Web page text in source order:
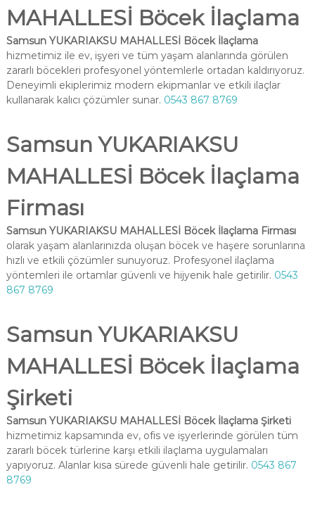
MAHALLESİ Böcek İlaçlama
Samsun YUKARIAKSU MAHALLESİ Böcek İlaçlama
hizmetimiz ile ev, işyeri ve tüm yaşam alanlarında görülen
zararlı böcekleri profesyonel yöntemlerle ortadan kaldırıyoruz.
Deneyimli ekiplerimiz modern ekipmanlar ve etkili ilaçlar
kullanarak kalıcı çözümler sunar. 0543 867 8769
Samsun YUKARIAKSU
MAHALLESİ Böcek İlaçlama
Firması
Samsun YUKARIAKSU MAHALLESİ Böcek İlaçlama Firması
olarak yaşam alanlarınızda oluşan böcek ve haşere sorunlarına
hızlı ve etkili çözümler sunuyoruz. Profesyonel ilaçlama
yöntemleri ile ortamlar güvenli ve hijyenik hale getirilir. 0543
867 8769
Samsun YUKARIAKSU
MAHALLESİ Böcek İlaçlama
Şirketi
Samsun YUKARIAKSU MAHALLESİ Böcek İlaçlama Şirketi
hizmetimiz kapsamında ev, ofis ve işyerlerinde görülen tüm
zararlı böcek türlerine karşı etkili ilaçlama uygulamaları
yapıyoruz. Alanlar kısa sürede güvenli hale getirilir. 0543 867
8769